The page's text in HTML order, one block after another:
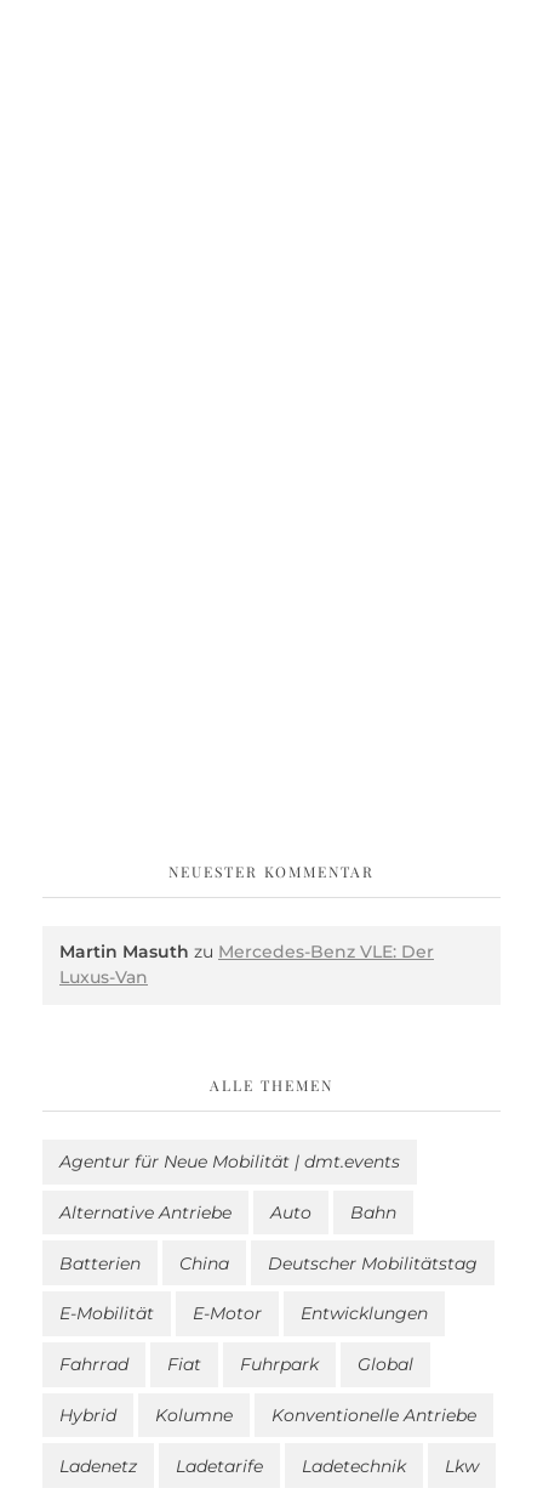
NEUESTER KOMMENTAR
Martin Masuth zu Mercedes-Benz VLE: Der
Luxus-Van
ALLE THEMEN
Agentur für Neue Mobilität | dmt.events
Alternative Antriebe Auto Bahn
Batterien China Deutscher Mobilitätstag
E-Mobilität E-Motor Entwicklungen
Fahrrad Fiat Fuhrpark Global
Hybrid Kolumne Konventionelle Antriebe
Ladenetz Ladetarife Ladetechnik Lkw